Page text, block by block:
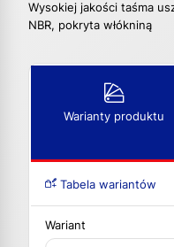
Wysokiej jakości taśma
NBR, pokryta włókniną
Warianty produktu
Tabela wariantów
Wariant